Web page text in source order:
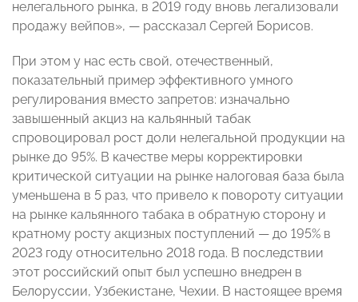
нелегального рынка, в 2019 году вновь легализовали
продажу вейпов», — рассказал Сергей Борисов.
При этом у нас есть свой, отечественный,
показательный пример эффективного умного
регулирования вместо запретов: изначально
завышенный акциз на кальянный табак
спровоцировал рост доли нелегальной продукции на
рынке до 95%. В качестве меры корректировки
критической ситуации на рынке налоговая база была
уменьшена в 5 раз, что привело к повороту ситуации
на рынке кальянного табака в обратную сторону и
кратному росту акцизных поступлений — до 195% в
2023 году относительно 2018 года. В последствии
этот российский опыт был успешно внедрен в
Белоруссии, Узбекистане, Чехии. В настоящее время